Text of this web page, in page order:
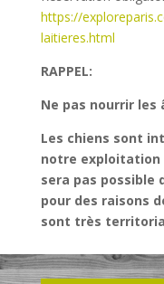
https://
laitieres.html
RAPPEL:
Ne pas nourrir les
Les chiens sont
notre exploitation
sera pas possible
pour des raisons
sont très